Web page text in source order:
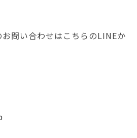
問い合わせはこちらのLINEか